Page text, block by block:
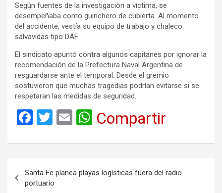
Según fuentes de la investigaciòn a víctima, se
desempeñaba como guinchero de cubierta. Al momento
del accidente, vestía su equipo de trabajo y chaleco
salvavidas tipo DAF.
El sindicato apuntó contra algunos capitanes por ignorar la
recomendación de la Prefectura Naval Argentina de
resguardarse ante el temporal. Desde el gremio
sostuvieron que muchas tragedias podrían evitarse si se
respetaran las medidas de seguridad.
F
ce
o
T
tt
E
ail
W
at
A
Compartir
de
Santa Fe planea playas logísticas fuera del radio
portuario